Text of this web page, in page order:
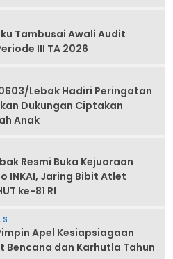
Tambusai Awali Audit
III TA 2026
Lebak Hadiri Peringatan
Dukungan Ciptakan
Anak
Resmi Buka Kejuaraan
INKAI, Jaring Bibit Atlet
ke-81 RI
Apel Kesiapsiagaan
Bencana dan Karhutla Tahun